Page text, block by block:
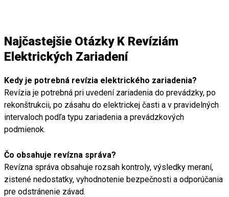
Najčastejšie Otázky K Revíziám
Elektrických Zariadení
Kedy je potrebná revízia elektrického zariadenia?
Revízia je potrebná pri uvedení zariadenia do prevádzky, po
rekonštrukcii, po zásahu do elektrickej časti a v pravidelných
intervaloch podľa typu zariadenia a prevádzkových
podmienok.
Čo obsahuje revízna správa?
Revízna správa obsahuje rozsah kontroly, výsledky meraní,
zistené nedostatky, vyhodnotenie bezpečnosti a odporúčania
pre odstránenie závad.